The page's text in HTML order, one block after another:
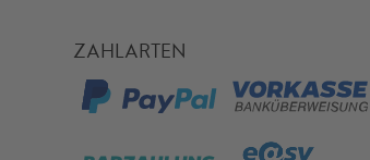
ZAHLARTEN